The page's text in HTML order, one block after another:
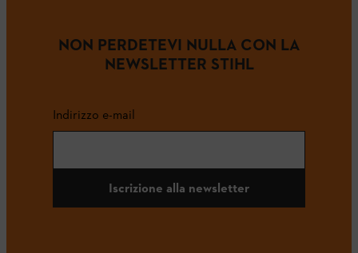
NON PERDETEVI NULLA CON LA
NEWSLETTER STIHL
Indirizzo e-mail
Iscrizione alla newsletter